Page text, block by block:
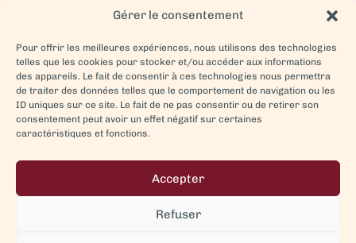
Gérer le consentement
Pour offrir les meilleures expériences, nous utilisons des technologies
telles que les cookies pour stocker et/ou accéder aux informations
des appareils. Le fait de consentir à ces technologies nous permettra
de traiter des données telles que le comportement de navigation ou les
ID uniques sur ce site. Le fait de ne pas consentir ou de retirer son
consentement peut avoir un effet négatif sur certaines
caractéristiques et fonctions.
Accepter
Refuser
Je me suis trompé en
passant ma commande,
que dois-je faire ?
Puis-je renvoyer la
marchandise ?
Que faire en cas de vin
bouchonné ou altéré ?